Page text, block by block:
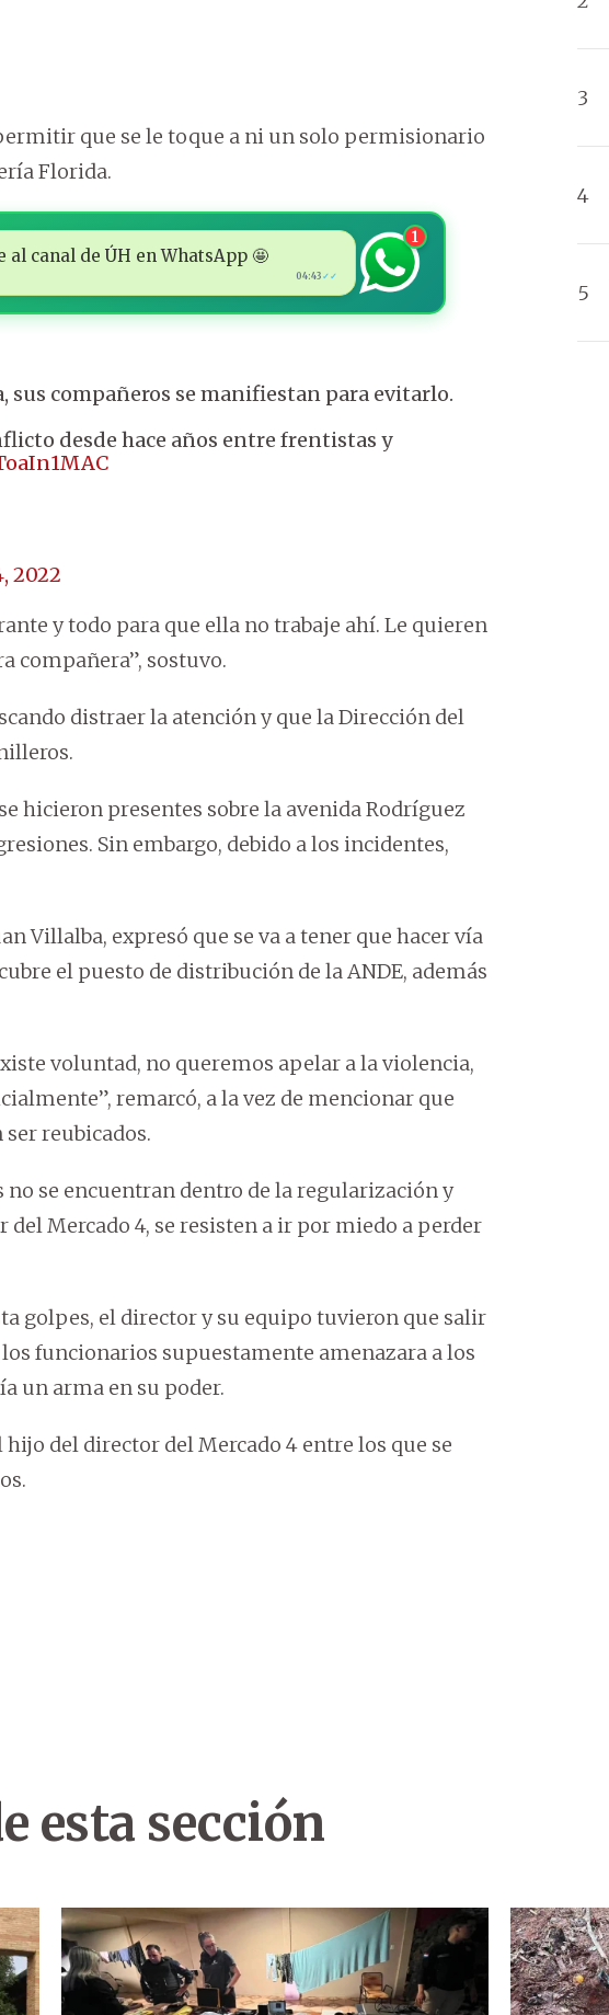
que se le toque a ni un solo permisionario
Florida.
canal de ÚH en WhatsApp 🤩
04:43 ✓✓
1
compañeros se manifiestan para evitarlo.
desde hace años entre frentistas y
2022
y todo para que ella no trabaje ahí. Le quieren
compañera”, sostuvo.
distraer la atención y que la Dirección del
hicieron presentes sobre la avenida Rodríguez
Sin embargo, debido a los incidentes,
Villalba, expresó que se va a tener que hacer vía
el puesto de distribución de la ANDE, además
voluntad, no queremos apelar a la violencia,
remarcó, a la vez de mencionar que
reubicados.
se encuentran dentro de la regularización y
del Mercado 4, se resisten a ir por miedo a perder
golpes, el director y su equipo tuvieron que salir
funcionarios supuestamente amenazara a los
un arma en su poder.
del director del Mercado 4 entre los que se
esta sección